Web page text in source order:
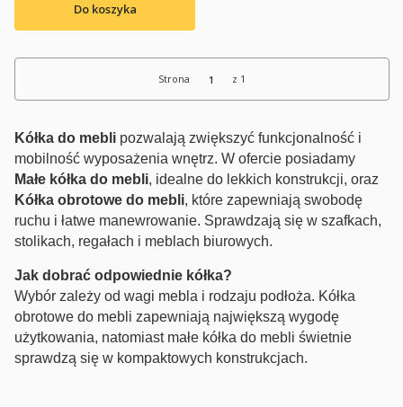
Do koszyka
Strona z 1
Kółka do mebli pozwalają zwiększyć funkcjonalność i
mobilność wyposażenia wnętrz. W ofercie posiadamy
Małe kółka do mebli, idealne do lekkich konstrukcji, oraz
Kółka obrotowe do mebli, które zapewniają swobodę
ruchu i łatwe manewrowanie. Sprawdzają się w szafkach,
stolikach, regałach i meblach biurowych.
Jak dobrać odpowiednie kółka?
Wybór zależy od wagi mebla i rodzaju podłoża. Kółka
obrotowe do mebli zapewniają największą wygodę
użytkowania, natomiast małe kółka do mebli świetnie
sprawdzą się w kompaktowych konstrukcjach.